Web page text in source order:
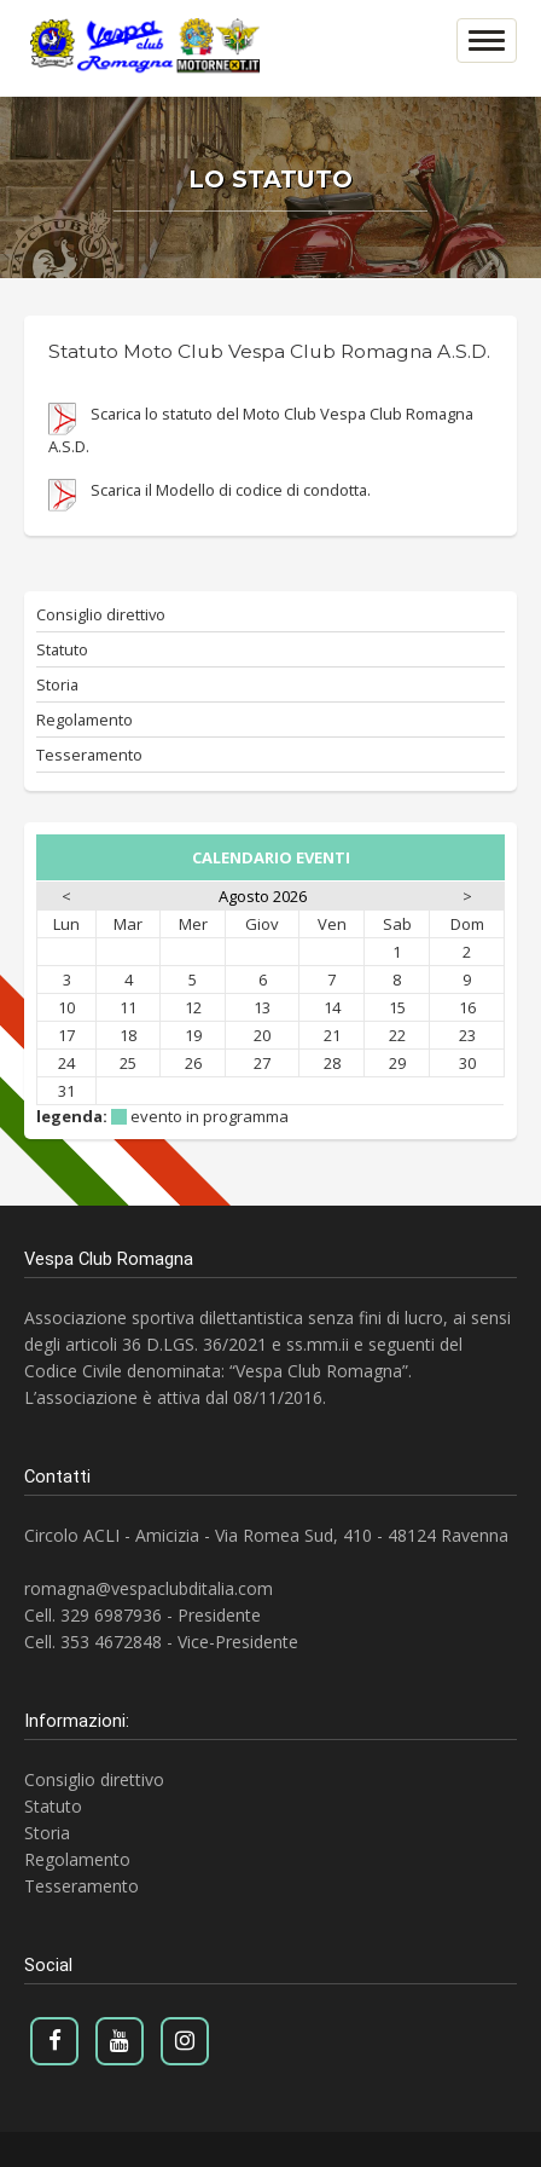
LO STATUTO
Statuto Moto Club Vespa Club Romagna A.S.D.
Scarica lo statuto del Moto Club Vespa Club Romagna
A.S.D.
Scarica il Modello di codice di condotta.
Consiglio direttivo
Statuto
Storia
Regolamento
Tesseramento
CALENDARIO EVENTI
<
Agosto 2026
>
Lun
Mar Mer Giov Ven Sab
Dom
1
2
3
4 5 6 7 8
9
10
11 12 13 14 15
16
17
18 19 20 21 22
23
24
25 26 27 28 29
30
31
legenda:
evento in programma
Vespa Club Romagna
Associazione sportiva dilettantistica senza fini di lucro, ai sensi
degli articoli 36 D.LGS. 36/2021 e ss.mm.ii e seguenti del
Codice Civile denominata: “Vespa Club Romagna”.
L’associazione è attiva dal 08/11/2016.
Contatti
Circolo ACLI - Amicizia - Via Romea Sud, 410 - 48124 Ravenna
romagna@vespaclubditalia.com
Cell. 329 6987936 - Presidente
Cell. 353 4672848 - Vice-Presidente
Informazioni:
Consiglio direttivo
Statuto
Storia
Regolamento
Tesseramento
Social